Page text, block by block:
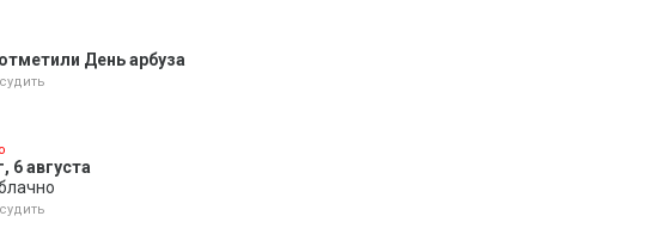
День арбуза
6 августа